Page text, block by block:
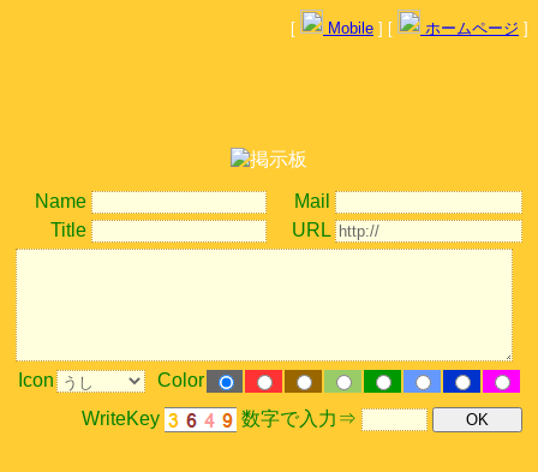
[ Mobile ] [ ホームページ ]
Name
Mail
Title
URL
Icon
Color
WriteKey
数字で入力⇒